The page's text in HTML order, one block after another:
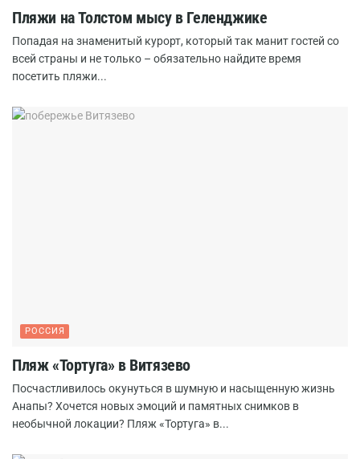
Пляжи на Толстом мысу в Геленджике
Попадая на знаменитый курорт, который так манит гостей со
всей страны и не только – обязательно найдите время
посетить пляжи...
РОССИЯ
Пляж «Тортуга» в Витязево
Посчастливилось окунуться в шумную и насыщенную жизнь
Анапы? Хочется новых эмоций и памятных снимков в
необычной локации? Пляж «Тортуга» в...